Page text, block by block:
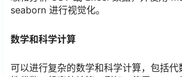
seaborn 进行视觉化。
数学和科学计算
可以进行复杂的数学和科学计算，包括代